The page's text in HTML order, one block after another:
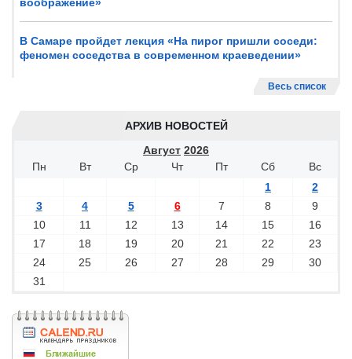
В Самаре пройдет лекция «На пирог пришли соседи:
феномен соседства в современном краеведении»
Весь список
АРХИВ НОВОСТЕЙ
Август 2026
Пн
Вт Ср Чт Пт Сб
Вс
1
2
3
4 5 6 7 8
9
10
11 12 13 14 15
16
17
18 19 20 21 22
23
24
25 26 27 28 29
30
31